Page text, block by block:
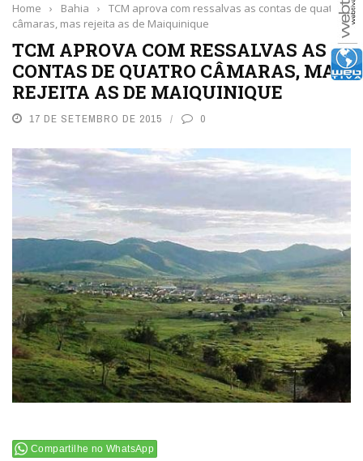
Home › Bahia ›
TCM aprova com ressalvas as contas de quatro
câmaras, mas rejeita as de Maiquinique
TCM APROVA COM RESSALVAS AS
CONTAS DE QUATRO CÂMARAS, MAS
REJEITA AS DE MAIQUINIQUE
17 DE SETEMBRO DE 2015 0
Compartilhe no WhatsApp